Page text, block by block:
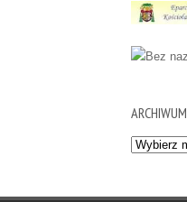
ARCHIWUM
Archiwum